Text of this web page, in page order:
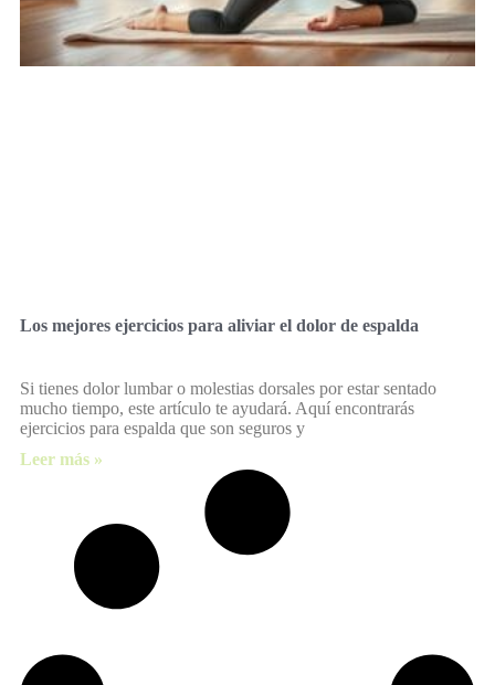
Los mejores ejercicios para aliviar el dolor de espalda
Si tienes dolor lumbar o molestias dorsales por estar sentado
mucho tiempo, este artículo te ayudará. Aquí encontrarás
ejercicios para espalda que son seguros y
Leer más »